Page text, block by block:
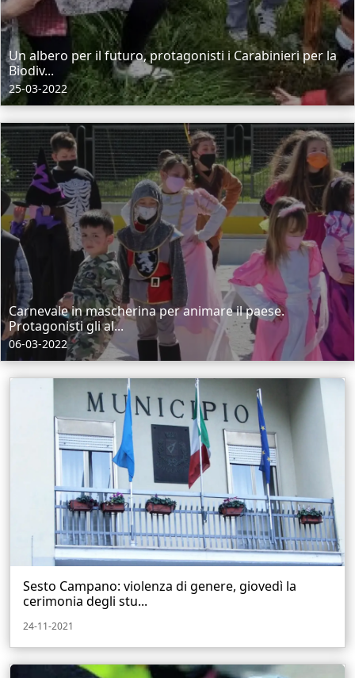
Un albero per il futuro, protagonisti i Carabinieri per la
Biodiv...
25-03-2022
Carnevale in mascherina per animare il paese.
Protagonisti gli al...
06-03-2022
Sesto Campano: violenza di genere, giovedì la
cerimonia degli stu...
24-11-2021